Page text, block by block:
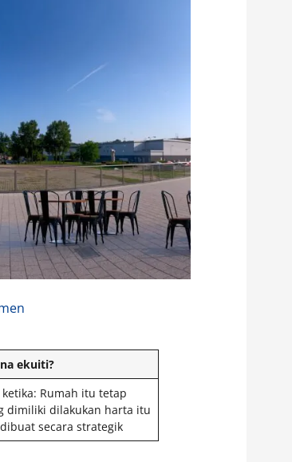
ekuiti?
Rumah itu tetap
dimiliki dilakukan harta itu
secara strategik